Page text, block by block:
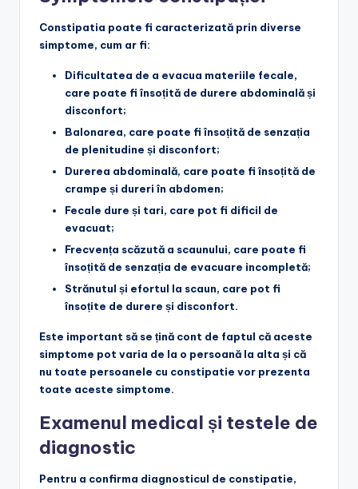
Constipatia poate fi caracterizată prin diverse
simptome, cum ar fi:
Dificultatea de a evacua materiile fecale,
care poate fi însoțită de durere abdominală și
disconfort;
Balonarea, care poate fi însoțită de senzația
de plenitudine și disconfort;
Durerea abdominală, care poate fi însoțită de
crampe și dureri în abdomen;
Fecale dure și tari, care pot fi dificil de
evacuat;
Frecvența scăzută a scaunului, care poate fi
însoțită de senzația de evacuare incompletă;
Strănutul și efortul la scaun, care pot fi
însoțite de durere și disconfort.
Este important să se țină cont de faptul că aceste
simptome pot varia de la o persoană la alta și că
nu toate persoanele cu constipatie vor prezenta
toate aceste simptome.
Examenul medical și testele de
diagnostic
Pentru a confirma diagnosticul de constipatie,